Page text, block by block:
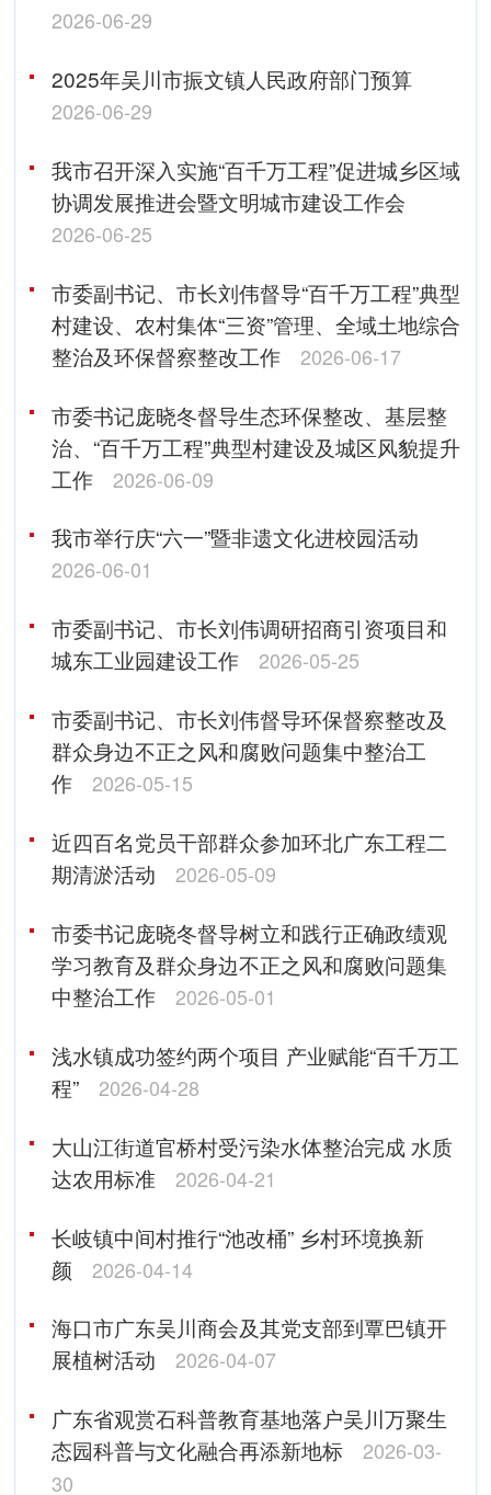
2026-06-29
2025年吴川市振文镇人民政府部门预算
2026-06-29
我市召开深入实施“百千万工程”促进城乡区域
协调发展推进会暨文明城市建设工作会
2026-06-25
市委副书记、市长刘伟督导“百千万工程”典型
村建设、农村集体“三资”管理、全域土地综合
整治及环保督察整改工作
2026-06-17
市委书记庞晓冬督导生态环保整改、基层整
治、“百千万工程”典型村建设及城区风貌提升
工作
2026-06-09
我市举行庆“六一”暨非遗文化进校园活动
2026-06-01
市委副书记、市长刘伟调研招商引资项目和
城东工业园建设工作
2026-05-25
市委副书记、市长刘伟督导环保督察整改及
群众身边不正之风和腐败问题集中整治工
作
2026-05-15
近四百名党员干部群众参加环北广东工程二
期清淤活动
2026-05-09
市委书记庞晓冬督导树立和践行正确政绩观
学习教育及群众身边不正之风和腐败问题集
中整治工作
2026-05-01
浅水镇成功签约两个项目 产业赋能“百千万工
程”
2026-04-28
大山江街道官桥村受污染水体整治完成 水质
达农用标准
2026-04-21
长岐镇中间村推行“池改桶” 乡村环境换新
颜
2026-04-14
海口市广东吴川商会及其党支部到覃巴镇开
展植树活动
2026-04-07
广东省观赏石科普教育基地落户吴川万聚生
态园科普与文化融合再添新地标
2026-03-
30